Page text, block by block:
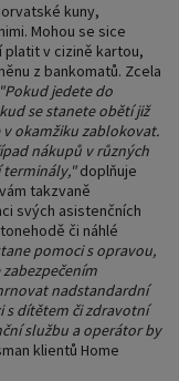
kuny,
Mohou se sice
platit v cizině kartou,
z bankomatů. Zcela
"Pokud jedete do
se stanete obětí již
okamžiku zablokovat.
nákupů v různých
terminály,"doplňuje
takzvaně
svých asistenčních
či náhlé
pomoci s opravou,
nadstandardní
s dítětem či zdravotní
službu a operátor by
klientů Home